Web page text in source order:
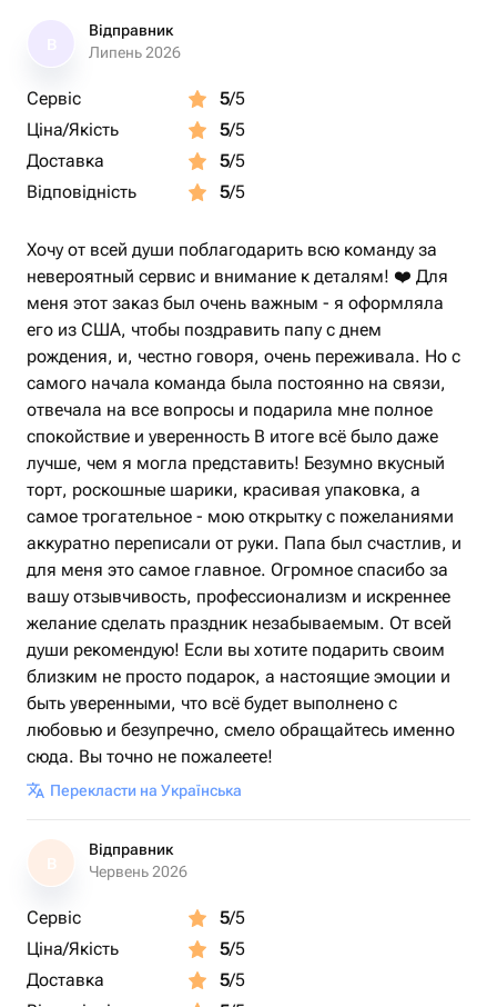
Відправник
Липень 2026
Сервіс 5/5
Ціна/Якість
5/5
Доставка
5/5
Відповідність
5/5
Хочу от всей души поблагодарить всю команду за
невероятный сервис и внимание к деталям! ❤️ Для
меня этот заказ был очень важным - я оформляла
его из США, чтобы поздравить папу с днем
рождения, и, честно говоря, очень переживала. Но с
самого начала команда была постоянно на связи,
отвечала на все вопросы и подарила мне полное
спокойствие и уверенность В итоге всё было даже
лучше, чем я могла представить! Безумно вкусный
торт, роскошные шарики, красивая упаковка, а
самое трогательное - мою открытку с пожеланиями
аккуратно переписали от руки. Папа был счастлив, и
для меня это самое главное. Огромное спасибо за
вашу отзывчивость, профессионализм и искреннее
желание сделать праздник незабываемым. От всей
души рекомендую! Если вы хотите подарить своим
близким не просто подарок, а настоящие эмоции и
быть уверенными, что всё будет выполнено с
любовью и безупречно, смело обращайтесь именно
сюда. Вы точно не пожалеете!
Перекласти на Українська
В
Відправник
Червень 2026
Сервіс 5/5
Ціна/Якість
5/5
Доставка
5/5